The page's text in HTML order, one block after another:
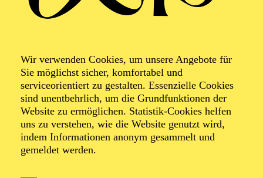
Wir verwenden Cookies, um unsere Angebote für
Sie möglichst sicher, komfortabel und
serviceorientiert zu gestalten. Essenzielle Cookies
sind unentbehrlich, um die Grundfunktionen der
Website zu ermöglichen. Statistik-Cookies helfen
uns zu verstehen, wie die Website genutzt wird,
indem Informationen anonym gesammelt und
gemeldet werden.
Am Königs­weg/­
End­sieg
von Elfriede Jelinek